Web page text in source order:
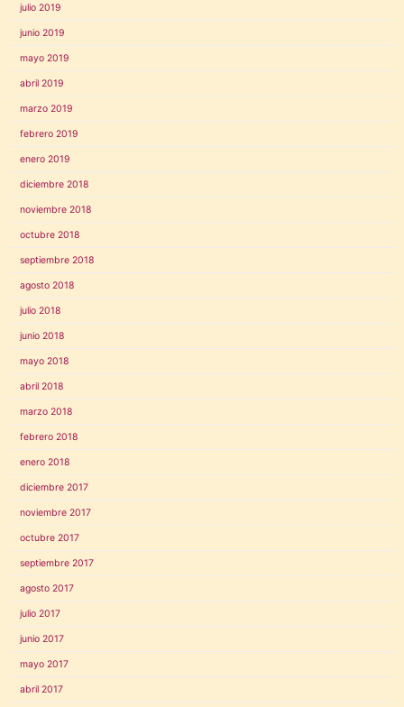
julio 2019
junio 2019
mayo 2019
abril 2019
marzo 2019
febrero 2019
enero 2019
diciembre 2018
noviembre 2018
octubre 2018
septiembre 2018
agosto 2018
julio 2018
junio 2018
mayo 2018
abril 2018
marzo 2018
febrero 2018
enero 2018
diciembre 2017
noviembre 2017
octubre 2017
septiembre 2017
agosto 2017
julio 2017
junio 2017
mayo 2017
abril 2017